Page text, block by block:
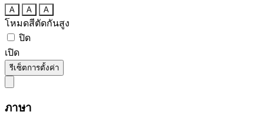
A A A
โหมดสีตัดกันสูง
ปิด
เปิด
รีเซ็ตการตั้งค่า
ภาษา